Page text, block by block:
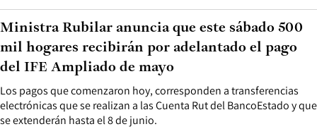
Los pagos que comenzaron hoy, corresponden a transferencias
electrónicas que se realizan a las Cuenta Rut del BancoEstado y que
se extenderán hasta el 8 de junio.
Ministra Rubilar anuncia que este sábado 500
mil hogares recibirán por adelantado el pago
del IFE Ampliado de mayo